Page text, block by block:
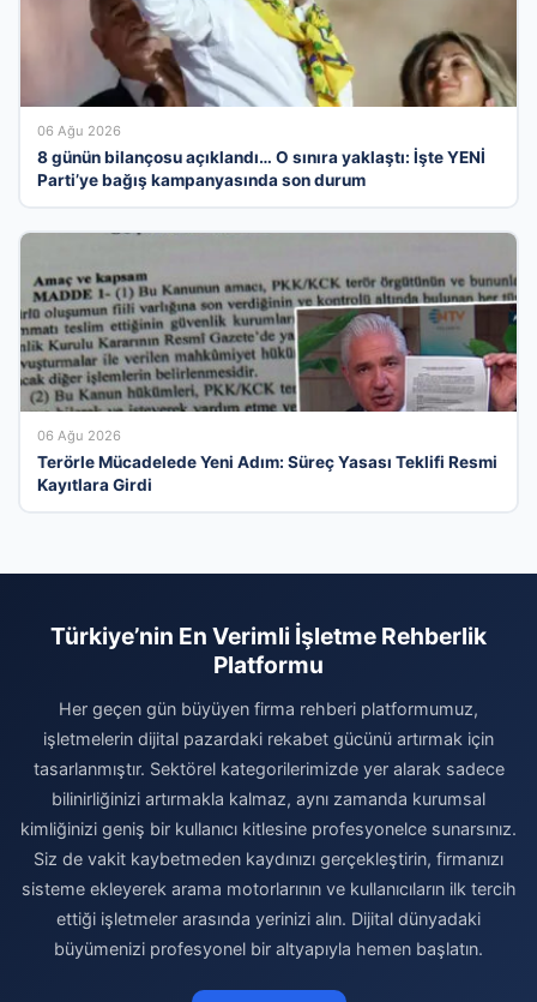
06 Ağu 2026
8 günün bilançosu açıklandı… O sınıra yaklaştı: İşte YENİ
Parti’ye bağış kampanyasında son durum
06 Ağu 2026
Terörle Mücadelede Yeni Adım: Süreç Yasası Teklifi Resmi
Kayıtlara Girdi
Türkiye’nin En Verimli İşletme Rehberlik
Platformu
Her geçen gün büyüyen firma rehberi platformumuz,
işletmelerin dijital pazardaki rekabet gücünü artırmak için
tasarlanmıştır. Sektörel kategorilerimizde yer alarak sadece
bilinirliğinizi artırmakla kalmaz, aynı zamanda kurumsal
kimliğinizi geniş bir kullanıcı kitlesine profesyonelce sunarsınız.
Siz de vakit kaybetmeden kaydınızı gerçekleştirin, firmanızı
sisteme ekleyerek arama motorlarının ve kullanıcıların ilk tercih
ettiği işletmeler arasında yerinizi alın. Dijital dünyadaki
büyümenizi profesyonel bir altyapıyla hemen başlatın.